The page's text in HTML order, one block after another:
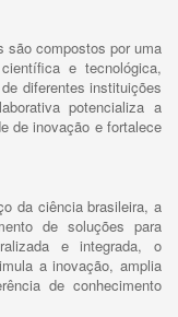
são compostos por uma
e tecnológica,
diferentes instituições
potencializa a
de inovação e fortalece
da ciência brasileira, a
de soluções para
e integrada, o
a inovação, amplia
de conhecimento